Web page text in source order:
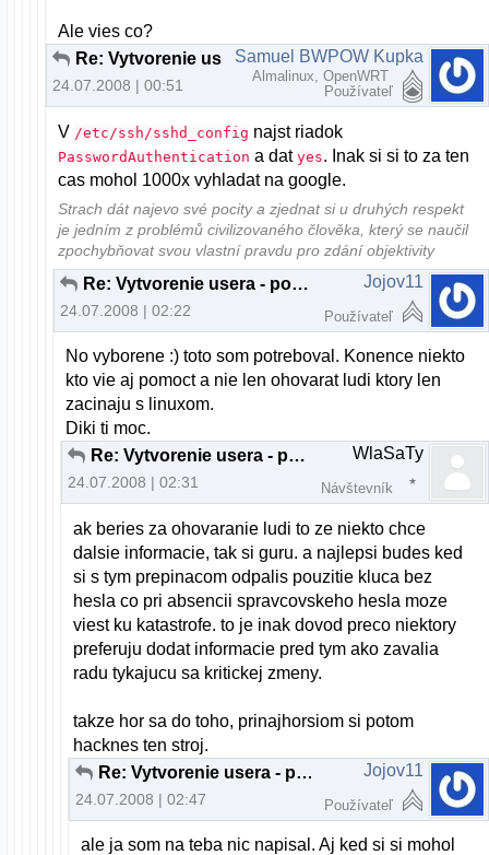
Ale vies co?
Re: Vytvorenie usera - pomoc
24.07.2008 | 00:51
Samuel BWPOW Kupka
Almalinux, OpenWRT
Používateľ
V /etc/ssh/sshd_config najst riadok
PasswordAuthentication a datyes. Inak si si to za ten
cas mohol 1000x vyhladat na google.
Strach dát najevo své pocity a zjednat si u druhých respekt
je jedním z problémů civilizovaného člověka, který se naučil
zpochybňovat svou vlastní pravdu pro zdání objektivity
Re: Vytvorenie usera - pomoc
24.07.2008 | 02:22
Jojov11
Používateľ
No vyborene :) toto som potreboval. Konence niekto
kto vie aj pomoct a nie len ohovarat ludi ktory len
zacinaju s linuxom.
Diki ti moc.
Re: Vytvorenie usera - pomoc
24.07.2008 | 02:31
WlaSaTy
Návštevník
ak beries za ohovaranie ludi to ze niekto chce
dalsie informacie, tak si guru. a najlepsi budes ked
si s tym prepinacom odpalis pouzitie kluca bez
hesla co pri absencii spravcovskeho hesla moze
viest ku katastrofe. to je inak dovod preco niektory
preferuju dodat informacie pred tym ako zavalia
radu tykajucu sa kritickej zmeny.
takze hor sa do toho, prinajhorsiom si potom
hacknes ten stroj.
Re: Vytvorenie usera - pomoc
24.07.2008 | 02:47
Jojov11
Používateľ
ale ja som na teba nic napisal. Aj ked si si mohol